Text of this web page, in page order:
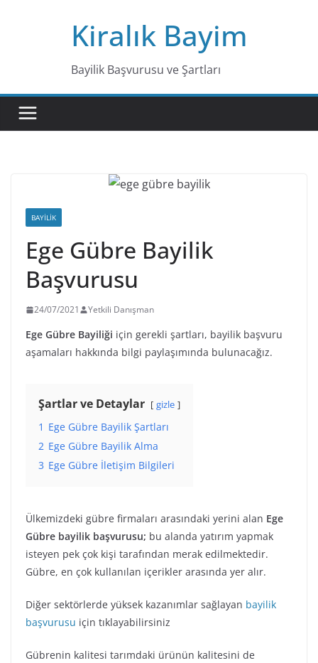
Kiralık Bayim
Bayilik Başvurusu ve Şartları
BAYILIK
Ege Gübre Bayilik
Başvurusu
24/07/2021 Yetkili Danışman
Ege Gübre Bayiliği için gerekli şartları, bayilik başvuru
aşamaları hakkında bilgi paylaşımında bulunacağız.
Şartlar ve Detaylar gizle
1 Ege Gübre Bayilik Şartları
2 Ege Gübre Bayilik Alma
3 Ege Gübre İletişim Bilgileri
Ülkemizdeki gübre firmaları arasındaki yerini alan Ege
Gübre bayilik başvurusu; bu alanda yatırım yapmak
isteyen pek çok kişi tarafından merak edilmektedir.
Gübre, en çok kullanılan içerikler arasında yer alır.
Diğer sektörlerde yüksek kazanımlar sağlayan bayilik
başvurusu için tıklayabilirsiniz
Gübrenin kalitesi tarımdaki ürünün kalitesini de